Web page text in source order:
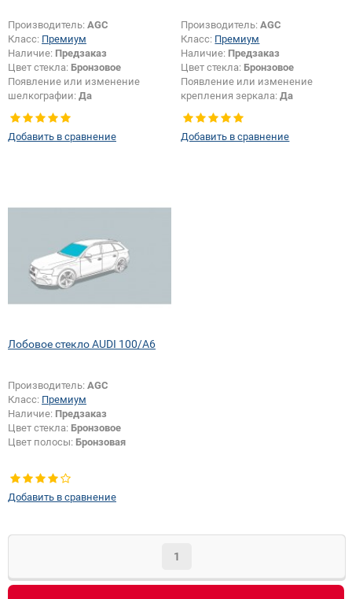
Производитель: AGC
Класс: Премиум
Наличие: Предзаказ
Цвет стекла: Бронзовое
Появление или изменение
шелкографии: Да
Добавить в сравнение
Производитель:AGC
Класс: Премиум
Наличие: Предзаказ
Цвет стекла: Бронзовое
Появление или изменение
крепления зеркала:Да
Добавить в сравнение
Лобовое стекло AUDI 100/A6
Производитель: AGC
Класс: Премиум
Наличие: Предзаказ
Цвет стекла: Бронзовое
Цвет полосы: Бронзовая
Добавить в сравнение
1